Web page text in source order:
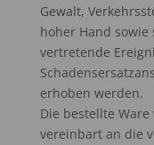
Gewalt,
hoher Hand sowie
vertretende
erhoben werden.
Die bestellte
vereinbart an die